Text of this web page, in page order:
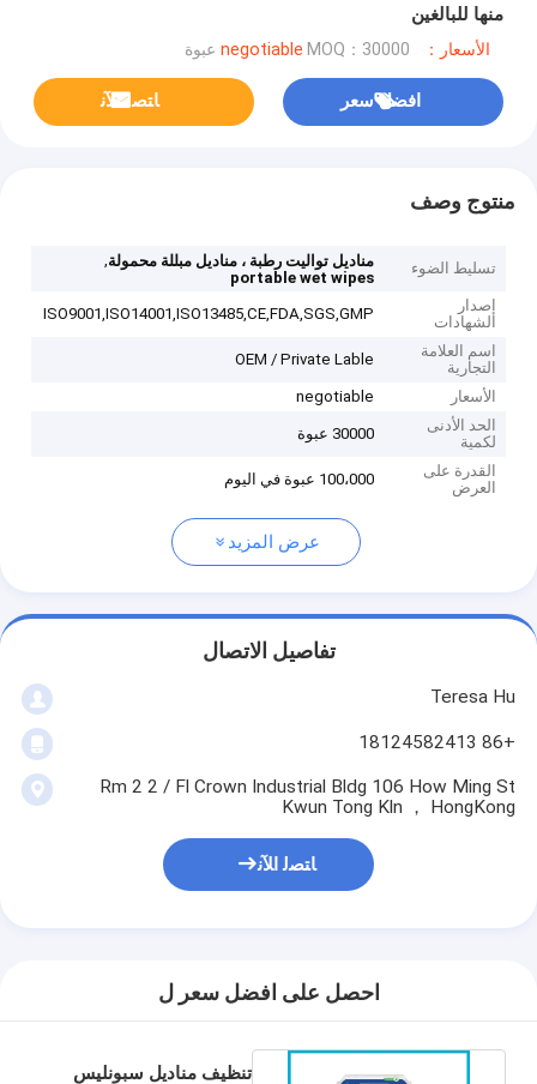
منها للبالغين
الأسعار：negotiable MOQ：30000 عبوة
افضل سعر ﺎﺘﺼﻟ ﺍﻶﻧ
منتوج وصف
تسليط الضوء مناديل تواليت رطبة ، مناديل مبللة محمولة,
portable wet wipes
إصدار
الشهادات
ISO9001,ISO14001,ISO13485,CE,FDA,SGS,GMP
اسم العلامة
التجارية
OEM / Private Lable
الأسعار
negotiable
الحد الأدنى
لكمية
30000 عبوة
القدرة على
العرض
100،000 عبوة في اليوم
عرض المزيد
تفاصيل الاتصال
Teresa Hu
+86 18124582413
Rm 2 2 / Fl Crown Industrial Bldg 106 How Ming St
Kwun Tong Kln ， HongKong
ﺎﺘﺼﻟ ﺍﻶﻧ
احصل على افضل سعر ل
تنظيف مناديل سبونليس